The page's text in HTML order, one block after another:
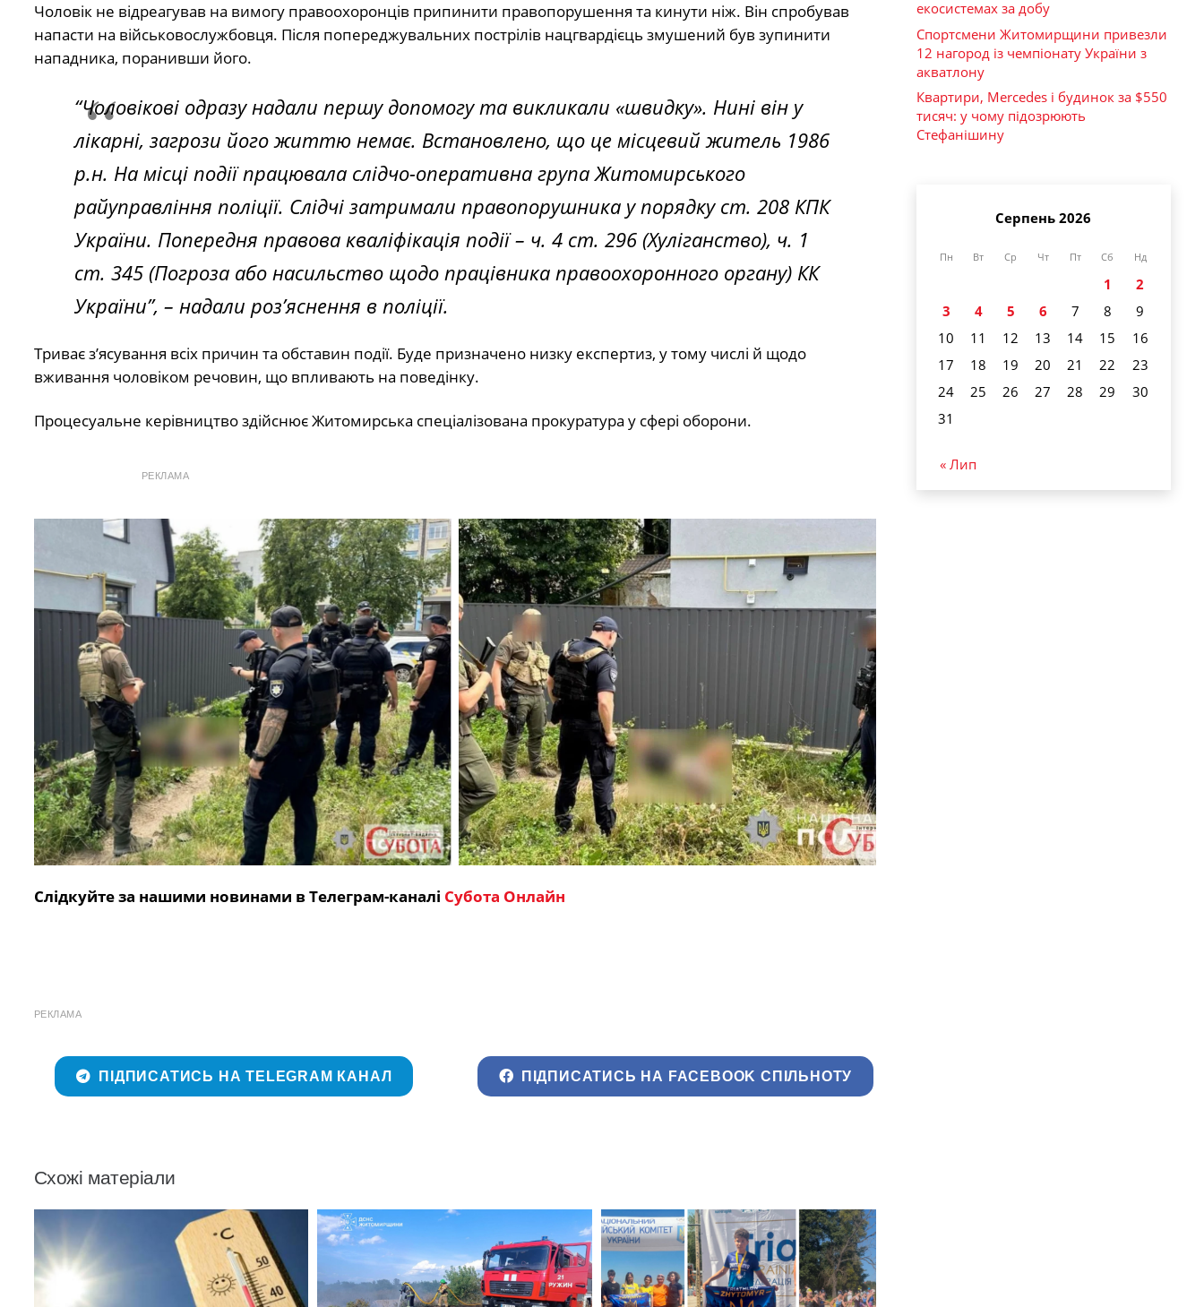
Чоловік не відреагував на вимогу правоохоронців припинити правопорушення та кинути ніж. Він спробував
напасти на військовослужбовця. Після попереджувальних пострілів нацгвардієць змушений був зупинити
нападника, поранивши його.
“Чоловікові одразу надали першу допомогу та викликали «швидку». Нині він у
лікарні, загрози його життю немає. Встановлено, що це місцевий житель 1986
р.н. На місці події працювала слідчо-оперативна група Житомирського
райуправління поліції. Слідчі затримали правопорушника у порядку ст. 208 КПК
України. Попередня правова кваліфікація події – ч. 4 ст. 296 (Хуліганство), ч. 1
ст. 345 (Погроза або насильство щодо працівника правоохоронного органу) КК
України”, – надали роз’яснення в поліції.
Триває з’ясування всіх причин та обставин події. Буде призначено низку експертиз, у тому числі й щодо
вживання чоловіком речовин, що впливають на поведінку.
Процесуальне керівництво здійснює Житомирська спеціалізована прокуратура у сфері оборони.
РЕКЛАМА
Слідкуйте за нашими новинами в Телеграм-каналі Субота Онлайн
РЕКЛАМА
ПІДПИСАТИСЬ НА TELEGRAM КАНАЛ ПІДПИСАТИСЬ НА FACEBOOK СПІЛЬНОТУ
Схожі матеріали
екосистемах за добу
Спортсмени Житомирщини привезли
12 нагород із чемпіонату України з
акватлону
Квартири, Mercedes і будинок за $550
тисяч: у чому підозрюють
Стефанішину
Серпень 2026
Пн Вт Ср Чт Пт Сб Нд
1
2
3
4 5 6 7 8
9
10
11 12 13 14 15
16
17
18 19 20 21 22
23
24
25 26 27 28 29
30
31
« Лип